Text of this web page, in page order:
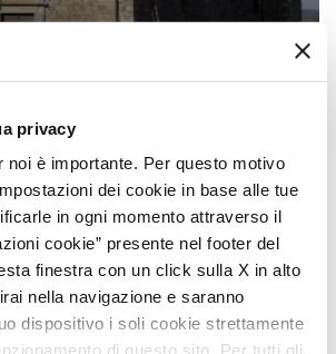
privacy
noi è importante. Per questo motivo
dei cookie in base alle tue
in ogni momento attraverso il
cookie” presente nel footer del
finestra con un click sulla X in alto
nella navigazione e saranno
dispositivo i soli cookie strettamente
di questo sito. Per tutti gli
of Santo Stefano